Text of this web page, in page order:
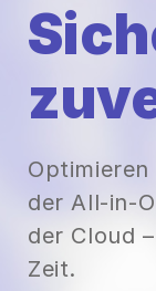
der All-in-
der Cloud
Zeit.